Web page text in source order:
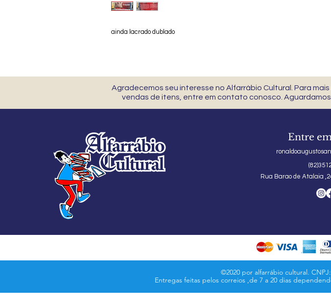
ainda lacrado dublado
Agradecemos seu interesse no Alfarrábio Cultural. Para
vendas de itens, entre em contato conosco.
Entre
Rua Barao de Atalaia
©2020 por alfarrábio
Entregas feitas pelos correios ,de 7 a 20 dias